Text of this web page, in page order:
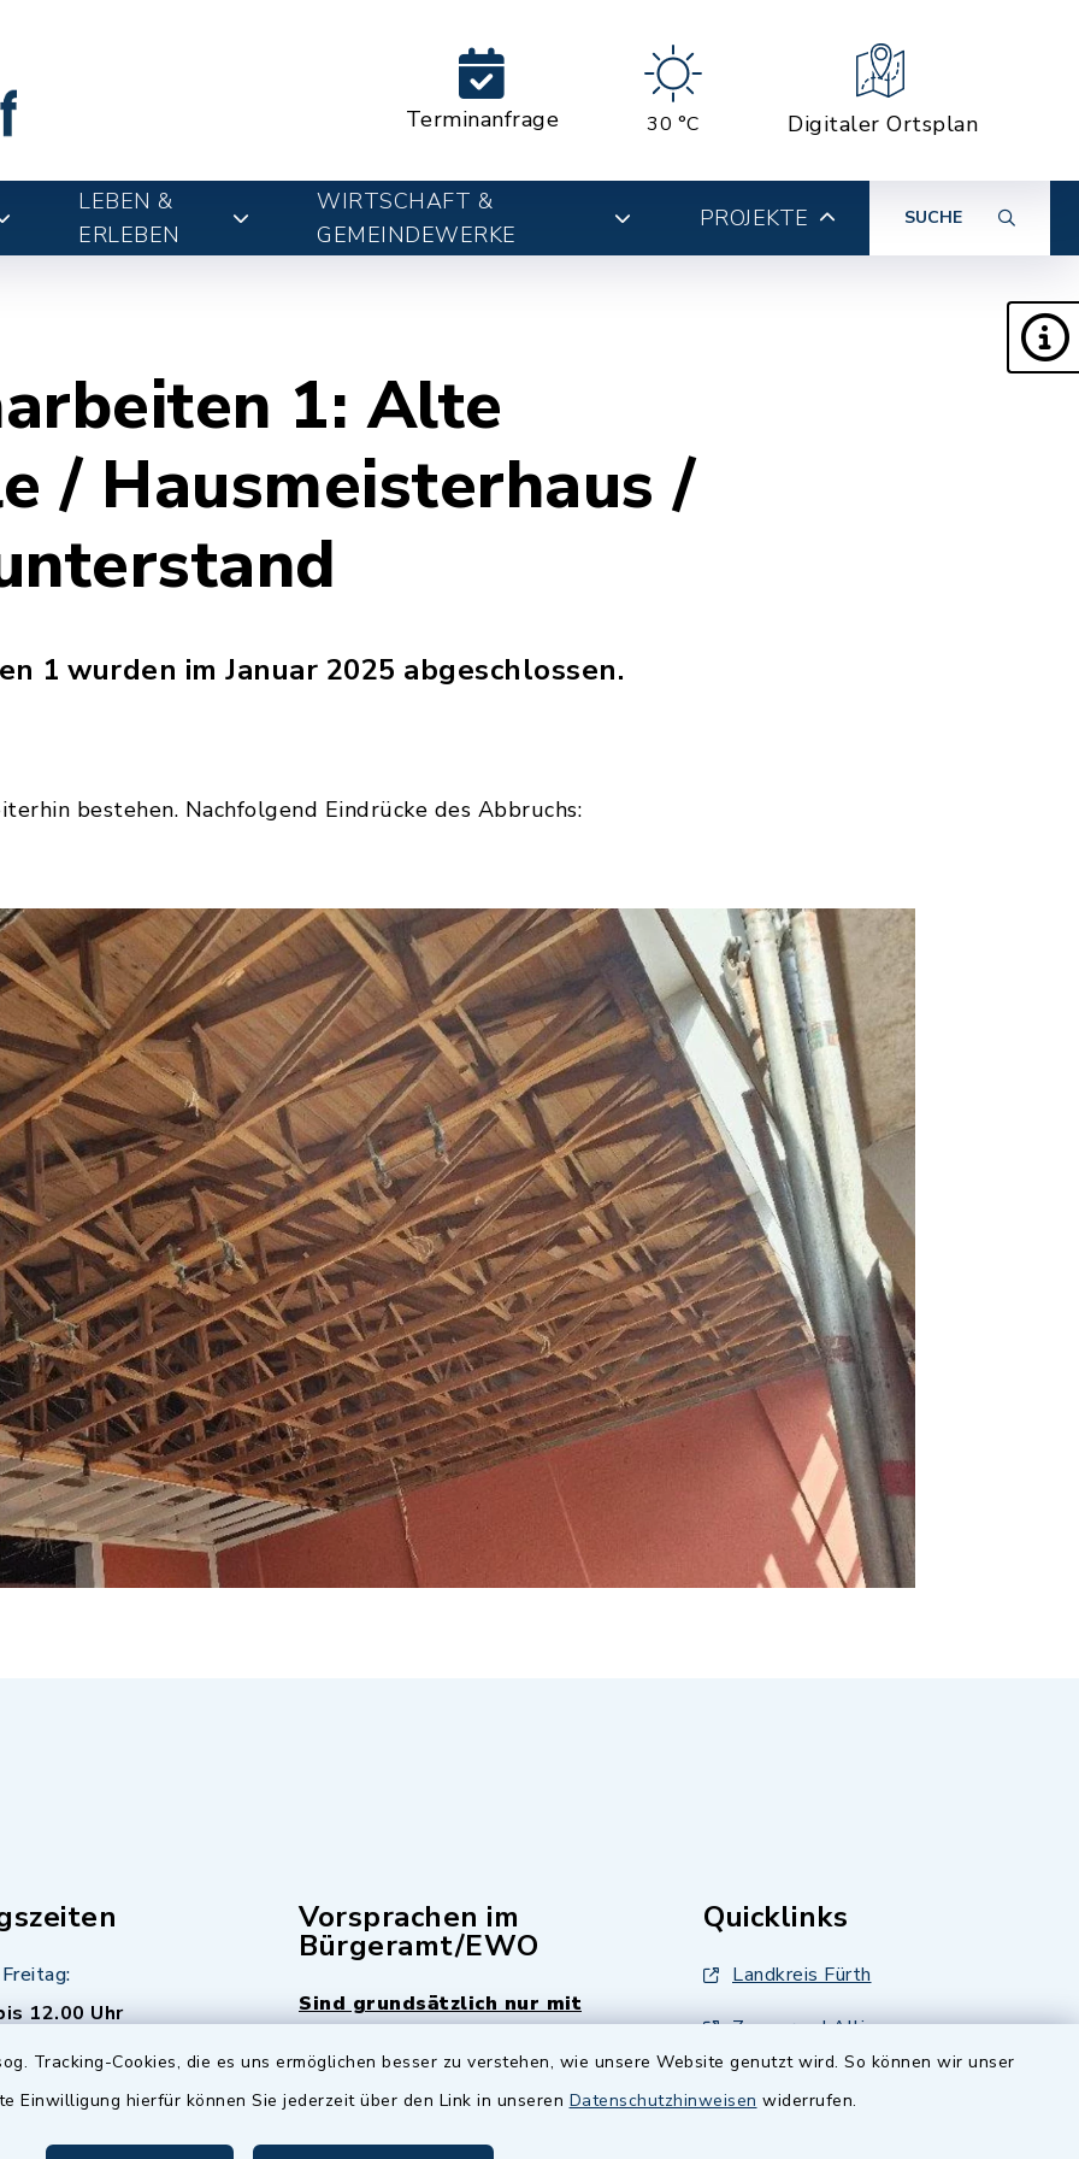
Tracking-Cookies, die es uns ermöglichen besser zu verstehen, wie unsere Website genutzt wird. So können wir unser
Einwilligung hierfür können Sie jederzeit über den Link in unseren Datenschutzhinweisen widerrufen.
Terminanfrage 30 °C Digitaler Ortsplan
LEBEN &
ERLEBEN
WIRTSCHAFT &
GEMEINDEWERKE
PROJEKTE SUCHE
1: Alte
/ Hausmeisterhaus /
1 wurden im Januar 2025 abgeschlossen.
bestehen. Nachfolgend Eindrücke des Abbruchs:
12.00 Uhr
Uhr - allerdings
Vorsprachen im
Bürgeramt/EWO
Sind grundsätzlich nur mit
Termin möglich.
istMittwochs geschlossen.
Quicklinks
Landkreis Fürth
Zenngrund Allianz